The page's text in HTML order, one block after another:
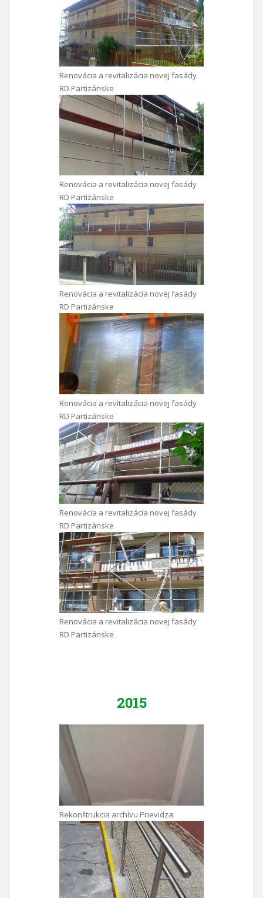
Renovácia a revitalizácia novej fasády
RD Partizánske
Renovácia a revitalizácia novej fasády
RD Partizánske
Renovácia a revitalizácia novej fasády
RD Partizánske
Renovácia a revitalizácia novej fasády
RD Partizánske
Renovácia a revitalizácia novej fasády
RD Partizánske
Renovácia a revitalizácia novej fasády
RD Partizánske
2015
Rekonštrukcia archívu Prievidza